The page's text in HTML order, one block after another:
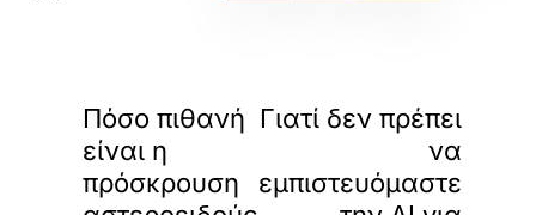
Πόσο πιθανή
είναι η
πρόσκρουση
Γιατί δεν πρέπει
να
εμπιστευόμαστε